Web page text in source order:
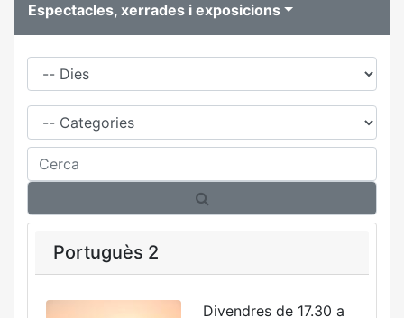
Espectacles, xerrades i exposicions
Dies
Família
Cerca
Portuguès 2
Divendres de 17.30 a